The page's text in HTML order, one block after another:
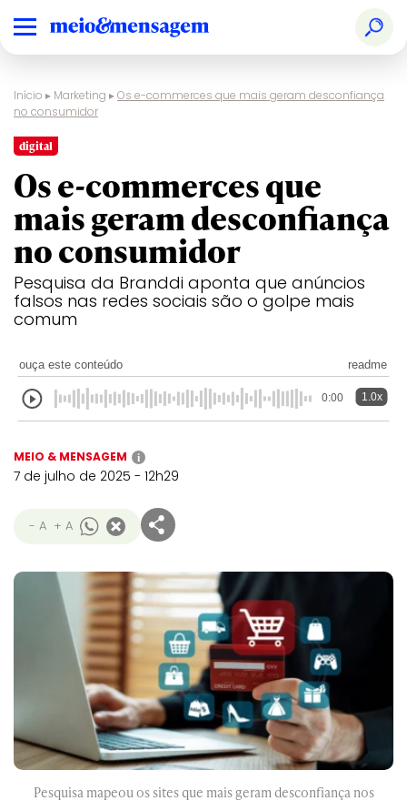
Início ▸ Marketing ▸Os e-commerces que mais geram desconfiança
no consumidor
digital
Os e-commerces que
mais geram desconfiança
no consumidor
Pesquisa da Branddi aponta que anúncios
falsos nas redes sociais são o golpe mais
comum
ouça este conteúdo readme
0:00 1.0x
MEIO & MENSAGEM i
7 de julho de 2025 - 12h29
- A + A
Pesquisa mapeou os sites que mais geram desconfiança nos